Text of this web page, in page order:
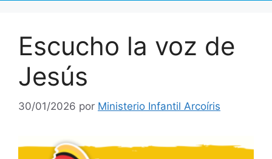
Escucho la voz de
Jesús
30/01/2026 por Ministerio Infantil Arcoíris